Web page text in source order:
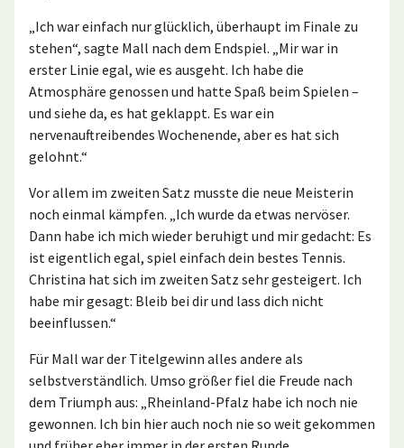
„Ich war einfach nur glücklich, überhaupt im Finale zu
stehen“, sagte Mall nach dem Endspiel. „Mir war in
erster Linie egal, wie es ausgeht. Ich habe die
Atmosphäre genossen und hatte Spaß beim Spielen –
und siehe da, es hat geklappt. Es war ein
nervenauftreibendes Wochenende, aber es hat sich
gelohnt.“
Vor allem im zweiten Satz musste die neue Meisterin
noch einmal kämpfen. „Ich wurde da etwas nervöser.
Dann habe ich mich wieder beruhigt und mir gedacht: Es
ist eigentlich egal, spiel einfach dein bestes Tennis.
Christina hat sich im zweiten Satz sehr gesteigert. Ich
habe mir gesagt: Bleib bei dir und lass dich nicht
beeinflussen.“
Für Mall war der Titelgewinn alles andere als
selbstverständlich. Umso größer fiel die Freude nach
dem Triumph aus: „Rheinland-Pfalz habe ich noch nie
gewonnen. Ich bin hier auch noch nie so weit gekommen